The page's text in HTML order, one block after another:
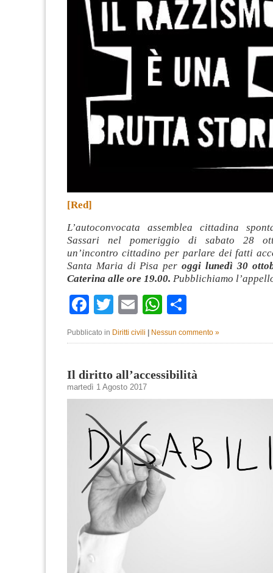
[Red]
L’autoconvocata assemblea cittadina
Sassari nel pomeriggio di sabato 28
un’incontro cittadino per parlare dei fatti
Santa Maria di Pisa peroggi lunedì 30
Caterina alle ore 19.00. Pubblichiamo
Facebook
TwitterEmailWhatsApp
Pubblicato in Diritti civili | Nessun commento »
Il diritto all’accessibilità
martedì 1 Agosto 2017